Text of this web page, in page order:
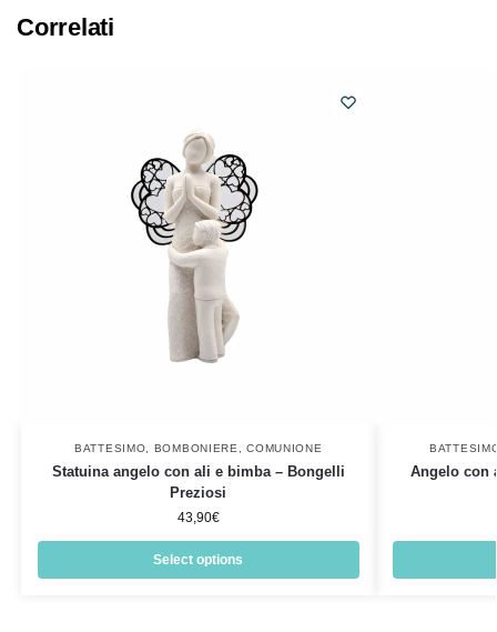
Correlati
BATTESIMO BOMBONIERE ,COMUNIONE
Statuina angelo con ali e bimba – Bongelli
Preziosi
43,90€
Select options
Angelo con